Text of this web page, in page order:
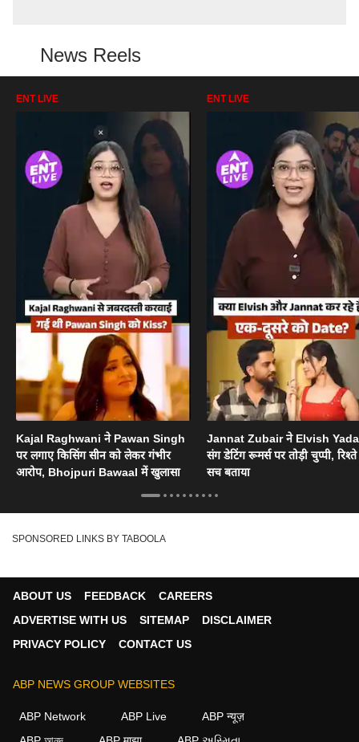
News Reels
ENT LIVE
Kajal Raghwani ने Pawan Singh
पर लगाए किसिंग सीन को लेकर गंभीर
आरोप, Bhojpuri Bawaal में खुलासा
ENT LIVE
Jannat Zubair ने Elvish
संग डेटिंग रूमर्स पर तोड़ी चुप्पी,
सच बताया
SPONSORED LINKS BY TABOOLA
ABOUT US FEEDBACK
CAREERS
ADVERTISE WITH US
SITEMAP
DISCLAIMER
PRIVACY POLICY
CONTACT US
ABP NEWS GROUP WEBSITES
ABP Network ABP Live
ABP न्यूज़